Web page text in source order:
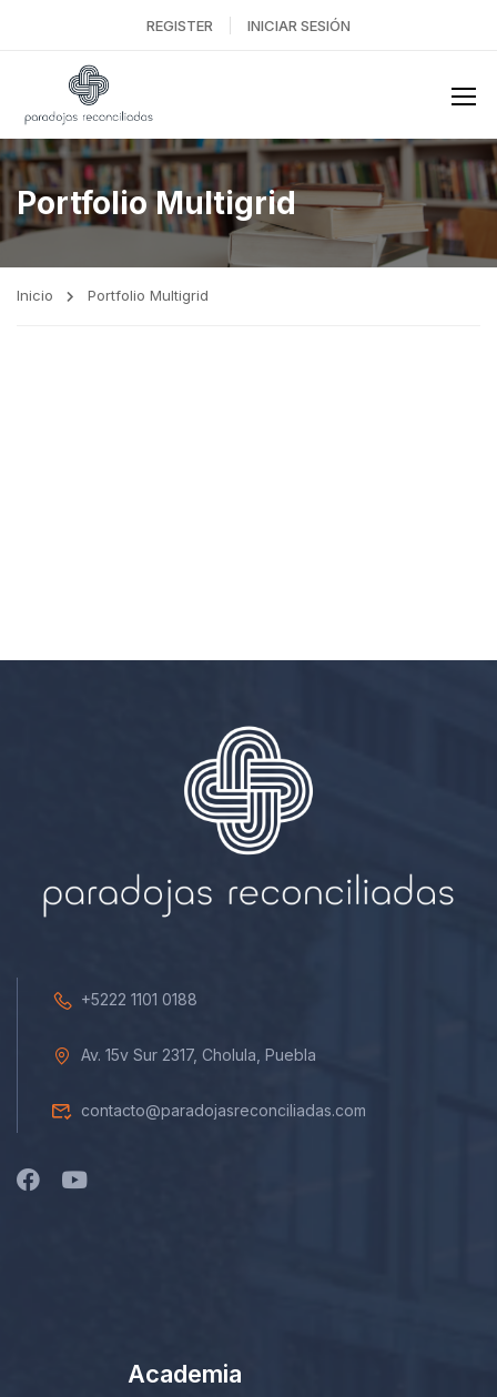
REGISTER INICIAR SESIÓN
Portfolio Multigrid
Inicio Portfolio Multigrid
+5222 1101 0188
Av. 15v Sur 2317, Cholula, Puebla
contacto@paradojasreconciliadas.com
Academia